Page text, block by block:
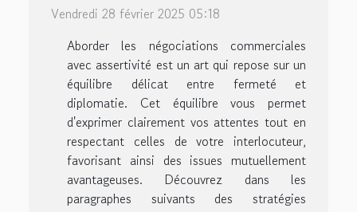
Vendredi 28 février 2025 05:18
Aborder les négociations commerciales
avec assertivité est un art qui repose sur un
équilibre délicat entre fermeté et
diplomatie. Cet équilibre vous permet
d'exprimer clairement vos attentes tout en
respectant celles de votre interlocuteur,
favorisant ainsi des issues mutuellement
avantageuses. Découvrez dans les
paragraphes suivants des stratégies